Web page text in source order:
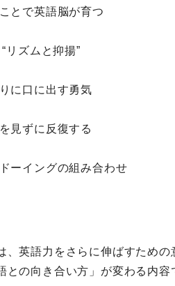
とで英語脳が育つ
ズムと抑揚”
に口に出す勇気
見ずに反復する
ーイングの組み合わせ
、英語力をさらに伸ばすための
との向き合い方」が変わる内容